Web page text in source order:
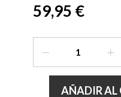
59,95 €
AÑADIR AL